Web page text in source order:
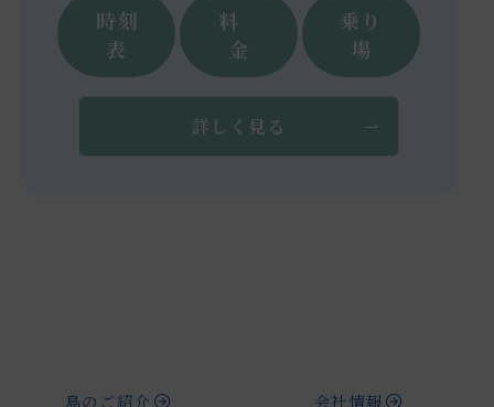
時刻
表
料
金
乗り
場
詳しく見る
島のご紹介 会社情報